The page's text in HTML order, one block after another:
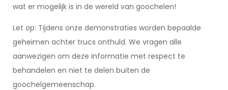
wat er mogelijk is in de wereld van goochelen!
Let op: Tijdens onze demonstraties worden bepaalde
geheimen achter trucs onthuld. We vragen alle
aanwezigen om deze informatie met respect te
behandelen en niet te delen buiten de
goochelgemeenschap.